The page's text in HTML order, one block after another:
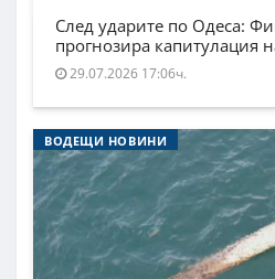
След ударите по Одеса:
прогнозира капитулация
29.07.2026 17:06ч.
ВОДЕЩИ НОВИНИ